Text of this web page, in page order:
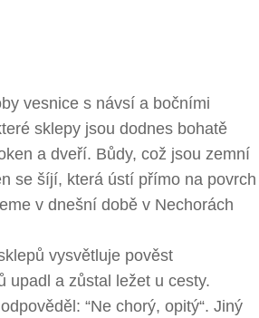
vesnice s návsí a bočními
sklepy jsou dodnes bohatě
a dveří. Bůdy, což jsou zemní
se šíjí, která ústí přímo na povrch
v dnešní době v Nechorách
vysvětluje pověst
upadl a zůstal ležet u cesty.
“Ne chorý, opitý“. Jiný